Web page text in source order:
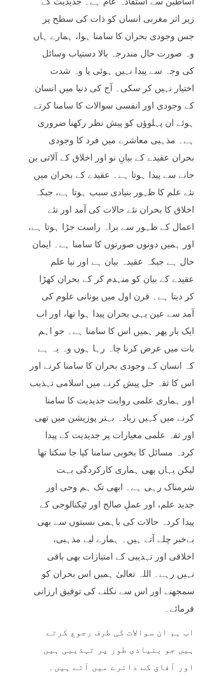
زیر اثر مغربی انسان کو ذات کی سطح پر
جس وجودی بحران کا سامنا ہوا، ہمارے ہاں
وہ صورت حال مندرجہ بالا دستیاب وسائل
کی وجہ سے پیدا نہیں ہوئی یا وہ شدت
اختیار نہیں کر سکی۔ آج کی دنیا میں انسان
کے وجودی اور انفسی سوالات کا سامنا کرتے
ہوئے ان پہلوؤں کو پیش نظر رکھنا ضروری
ہے۔ مذہبی معاشرے میں فرد کا وجودی
بحران عقیدے کے بیانِ نو اور اخلاق کے آلاتی بن
جانے سے پیدا ہوتا ہے۔ عقیدے کے بحران میں
نئے علم کا ظہور بنیادی سبب ہوتا ہے، جبکہ
اخلاق کا بحران نئے حالات کی آمد اور نئے
اعمال کے ظہور سے براہ راست جڑا ہوتا ہے،
اور ہمیں دونوں صورتوں کا سامنا ہے۔ ایمان
حال ہے جبکہ عقیدہ بیان ہے اور نیا علم
عقیدے کے بیان کو منہدم کر کے بحران کھڑا
کر دیتا ہے۔ قرن اول میں یونانی علوم کی
آمد سے عین یہی بحران پیدا ہوا تھا، اور اب
ایک بار پھر ہمیں اس کا سامنا ہے۔ جو اہم
بات میں عرض کرنا چاہ رہا ہوں وہ یہ ہے
کہ انسان کے وجودی بحران کا سامنا کرنے اور
اس کا ثقہ حل پیش کرنے میں اسلامی تہذیب
اور ہماری علمی روایت جدیدیت کا سامنا
کرنے میں کہیں زیادہ بہتر پوزیشن میں تھی
اور ثقہ علمی معیارات پر جدیدیت کے پیدا
کردہ مسائل کا بخوبی سامنا کیا جا سکتا تھا
لیکن یہاں بھی ہماری کارکردگی بہت
شرمناک رہی ہے۔ ابھی تک ہم وحی اور
جدید علم، اور عملِ صالح اور ٹیکنالوجی کے
پیدا کردہ حالات کی باہمی نسبتوں سے بھی
بےخبر چلے آتے ہیں۔ ہمارے لیے مذہبی،
اخلاقی اور تہذیبی کے امتیازات بھی باقی
نہیں رہے۔ اللہ تعالیٰ ہمیں اس بحران کو
سمجھنے اور اس سے نکلنے کی توفیق ارزانی
فرمائے۔
اب ہم ان سوالات کی طرف رجوع کرتے
ہیں جو بنیادی طور پر تہذیبی ہیں
اور آفاق کے دائرے میں آتے ہیں۔